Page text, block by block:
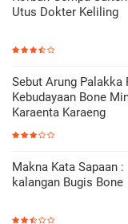
Utus Dokter Keliling
Sebut Arung Palakka
Kebudayaan Bone
Karaenta Karaeng
Makna Kata Sapaan
kalangan Bugis Bone